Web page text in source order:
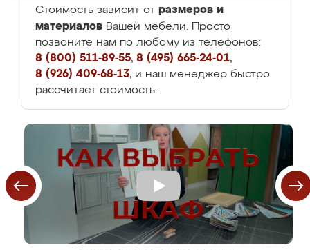
Стоимость зависит от размеров и
материалов Вашей мебели. Просто
позвоните нам по любому из телефонов:
8 (800) 511-89-55, 8 (495) 665-24-01,
8 (926) 409-68-13, и наш менеджер быстро
рассчитает стоимость.